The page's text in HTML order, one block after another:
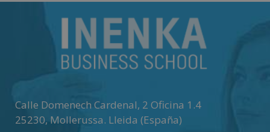
Calle Domenech Cardenal, 2 Oficina 1.4
25230, Mollerussa. Lleida (España)